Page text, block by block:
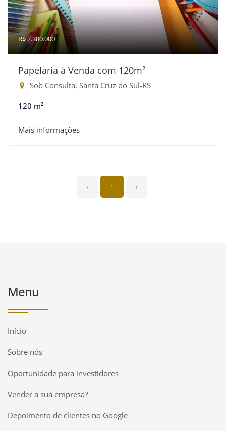
R$ 2.380.000
Papelaria à Venda com 120m²
Sob Consulta, Santa Cruz do Sul-RS
120 m²
Mais informações
‹ 1 ›
Menu
Início
Sobre nós
Oportunidade para investidores
Vender a sua empresa?
Depoimento de clientes no Google